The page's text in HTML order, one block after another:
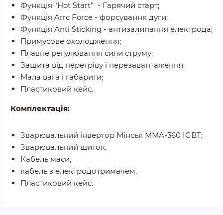
Функція "Hot Start" - Гарячий старт;
Функція Arrc Force - форсування дуги;
Функція Anti Sticking - антизалипання електрода;
Примусове охолодження;
Плавне регулювання сили струму;
Зашита від перегріву і перезавантаження;
Мала вага і габарити;
Пластиковий кейс.
Комплектація:
Зварювальний інвертор Мінськ ММА-360 IGBT;
Зварювальний щиток,
Кабель маси,
кабель з електродотримачем,
Пластиковий кейс.